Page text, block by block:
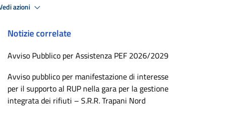
azioni
Notizie correlate
Avviso Pubblico per Assistenza PEF 2026/2029
Avviso pubblico per manifestazione di interesse
per il supporto al RUP nella gara per la gestione
integrata dei rifiuti – S.R.R. Trapani Nord